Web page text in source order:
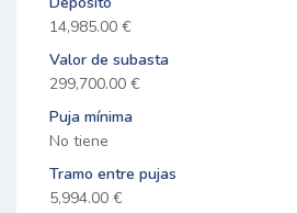
14,985.00 €
Valor de subasta
299,700.00 €
Puja mínima
No tiene
Tramo entre pujas
5,994.00 €